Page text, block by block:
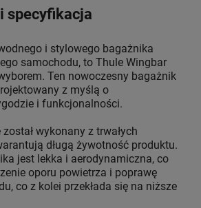
specyfikacja
i stylowego bagażnika
samochodu, to Thule Wingbar
Ten nowoczesny bagażnik
z myślą o
i funkcjonalności.
wykonany z trwałych
długą żywotność produktu.
jest lekka i aerodynamiczna, co
oporu powietrza i poprawę
co z kolei przekłada się na niższe